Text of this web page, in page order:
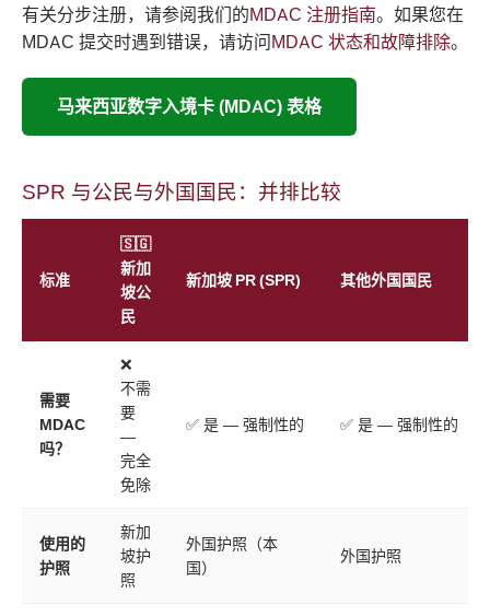
有关分步注册，请参阅我们的MDAC 注册指南。如果您在
MDAC 提交时遇到错误，请访问MDAC 状态和故障排除。
马来西亚数字入境卡 (MDAC) 表格
SPR 与公民与外国国民：并排比较
标准
🇸🇬
新加
坡公
民
新加坡 PR (SPR) 其他外国国民
需要
MDAC
吗？
❌
不需
要
—
完全
免除
✅ 是 — 强制性的 ✅ 是 — 强制性的
使用的
护照
新加
坡护
照
外国护照（本
国）
外国护照